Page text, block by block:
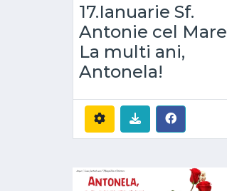
17.Ianuarie Sf.
Antonie cel Mare
La multi ani,
Antonela!